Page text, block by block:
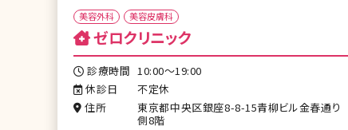
美容外科 美容皮膚科
ゼロクリニック
診療時間 10:00～19:00
休診日
不定休
住所
東京都中央区銀座8-8-15青柳ビル金春通り
側8階